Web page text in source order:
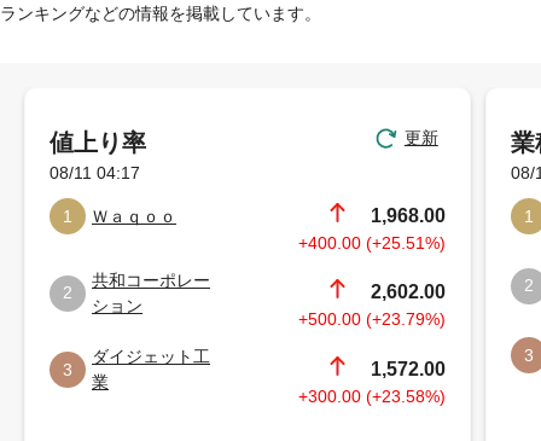
ランキングなどの情報を掲載しています。